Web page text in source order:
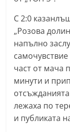
f
o
,
k
a
z
a
n
С 2:0
„Розова
напълно
част от мача
минути и
лежаха по
и публиката